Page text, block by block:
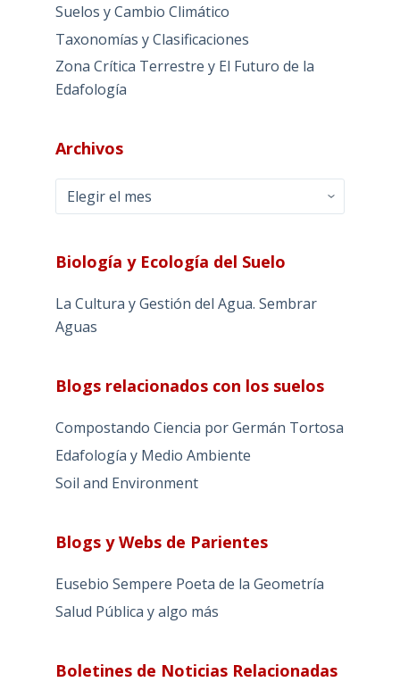
Suelos y Cambio Climático
Taxonomías y Clasificaciones
Zona Crítica Terrestre y El Futuro de la
Edafología
Archivos
Archivos
Biología y Ecología del Suelo
La Cultura y Gestión del Agua. Sembrar
Aguas
Blogs relacionados con los suelos
Compostando Ciencia por Germán Tortosa
Edafología y Medio Ambiente
Soil and Environment
Blogs y Webs de Parientes
Eusebio Sempere Poeta de la Geometría
Salud Pública y algo más
Boletines de Noticias Relacionadas